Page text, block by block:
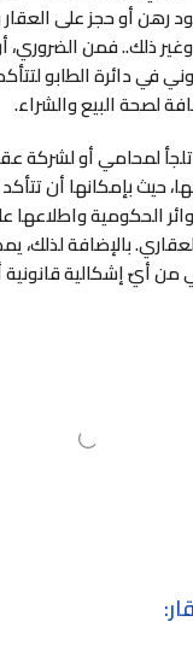
رهن أو حجز على
ذلك..فمن
في دائرة الطابو
لصحة البيع والشراء.
لمحامي أو لشركة
حيث بإمكانها أن
الحكومية واطلاعها
بالإضافة لذلك،
من أيّ إشكالية قانونية